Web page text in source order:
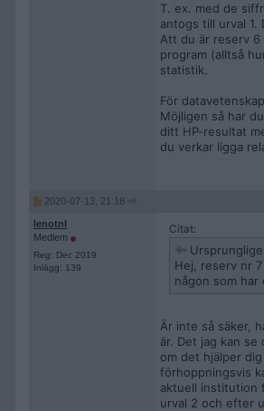
T. ex. med de
antogs till urval
Att du är reserv
program (alltså
statistik.
För
Möjligen så har
ditt HP-resultat
du verkar ligga
2020-07-13, 21:18
lenotnl
Medlem
Reg: Dec 2019
Inlägg: 139
Citat:
Hej, reserv nr
någon som
Är inte så säker,
är. Det jag kan
om det hjälper
förhoppningsvis
aktuell institution
urval 2 och efter